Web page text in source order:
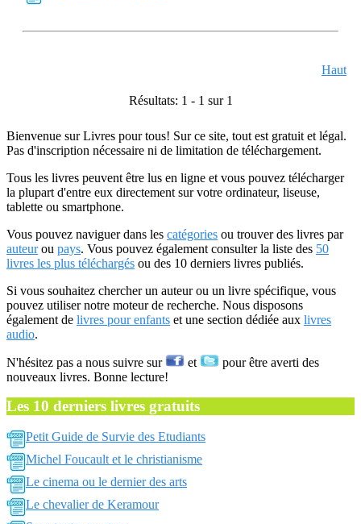
Haut
Résultats: 1 - 1 sur 1
Bienvenue sur Livres pour tous! Sur ce site, tout est gratuit et légal.
Pas d'inscription nécessaire ni de limitation de téléchargement.
Tous les livres peuvent être lus en ligne et vous pouvez télécharger
la plupart d'entre eux directement sur votre ordinateur, liseuse,
tablette ou smartphone.
Vous pouvez naviguer dans les catégories ou trouver des livres par
auteurou pays. Vous pouvez également consulter la liste des 50
livres les plus téléchargés ou des 10 derniers livres publiés.
Si vous souhaitez chercher un auteur ou un livre spécifique, vous
pouvez utiliser notre moteur de recherche. Nous disposons
également de livres pour enfants et une section dédiée aux livres
audio.
N'hésitez pas a nous suivre sur et
pour être averti des
nouveaux livres. Bonne lecture!
Les 10 derniers livres gratuits
Petit Guide de Survie des Etudiants
Michel Foucault et le christianisme
Le cinema ou le dernier des arts
Le chevalier de Keramour